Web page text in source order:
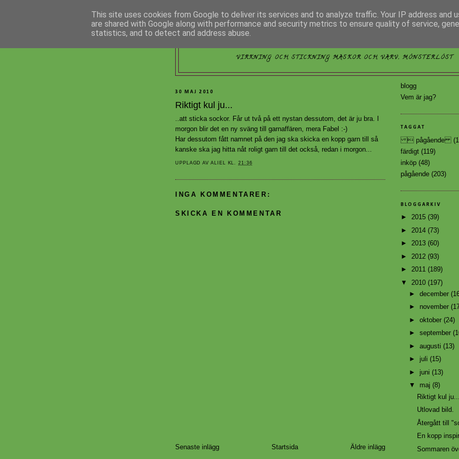
VIRKNING OCH STICKNING MASKOR OCH VARV, MÖNSTERLÖST
30 MAJ 2010
Riktigt kul ju...
..att sticka sockor. Får ut två på ett nystan dessutom, det är ju bra. I
morgon blir det en ny sväng till garnaffären, mera Fabel :-)
Har dessutom fått namnet på den jag ska skicka en kopp garn till så
kanske ska jag hitta nåt roligt garn till det också, redan i morgon...
UPPLAGD AVALIEL KL.21:36
INGA KOMMENTARER:
SKICKA EN KOMMENTAR
Senaste inlägg Äldre inlägg
Startsida
blogg
Vem är jag?
TAGGAT
 pågående
färdigt (119)
inköp (48)
pågående (203)
BLOGGARKIV
► 2015 (39)
► 2014 (73)
► 2013 (60)
► 2012 (93)
► 2011 (189)
▼ 2010 (197)
► december
► november
► oktober (24)
► september
► augusti (13)
► juli (15)
► juni (13)
▼ maj (8)
Riktigt kul ju...
Utlovad bild.
Återgått till
En kopp
Sommaren
This site uses cookies from Google to deliver its services and to analyze traffic. Your IP address and
are shared with Google along with performance and security metrics to ensure quality of service,
statistics, and to detect and address abuse.